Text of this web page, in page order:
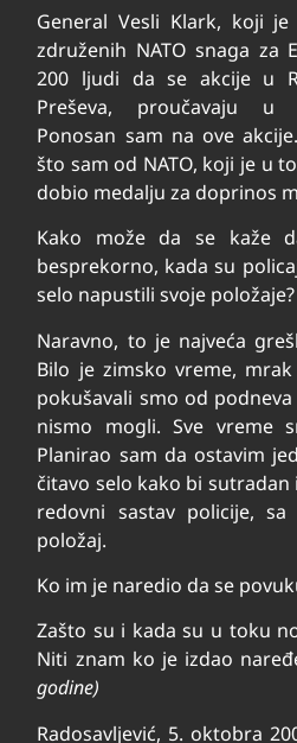
General Vesli Klark, koji
združenih NATO snaga za
200 ljudi da se akcije u
Preševa, proučavaju u
Ponosan sam na ove
što sam od NATO, koji je u
dobio medalju za doprinos
Kako može da se kaže
besprekorno, kada su
selo napustili svoje položaje?
Naravno, to je najveća
Bilo je zimsko vreme,
pokušavali smo od
nismo mogli. Sve vreme
Planirao sam da ostavim
čitavo selo kako bi sutradan
redovni sastav policije,
položaj.
Ko im je naredio da se
Zašto su i kada su u toku
Niti znam ko je izdao
godine)
Ra­do­sa­vlje­vić, 5. ok­to­bra